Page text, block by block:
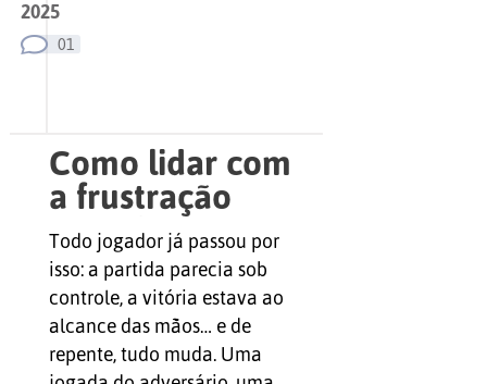
2025
01
Como lidar com
a frustração
quando o jogo
vira contra você
Todo jogador já passou por
isso: a partida parecia sob
controle, a vitória estava ao
alcance das mãos… e de
repente, tudo muda. Uma